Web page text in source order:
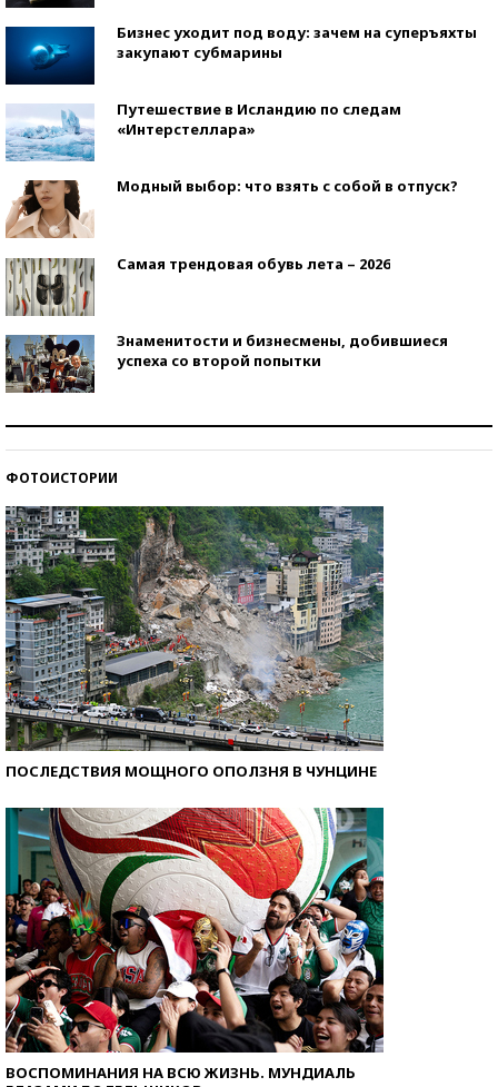
Бизнес уходит под воду: зачем на суперъяхты
закупают субмарины
Путешествие в Исландию по следам
«Интерстеллара»
Модный выбор: что взять с собой в отпуск?
Самая трендовая обувь лета – 2026
Знаменитости и бизнесмены, добившиеся
успеха со второй попытки
ФОТОИСТОРИИ
ПОСЛЕДСТВИЯ МОЩНОГО ОПОЛЗНЯ В ЧУНЦИНЕ
ВОСПОМИНАНИЯ НА ВСЮ ЖИЗНЬ. МУНДИАЛЬ